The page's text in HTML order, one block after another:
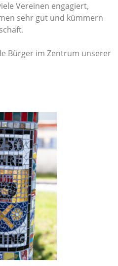
Vereinen engagiert,
sehr gut und kümmern
Bürger im Zentrum unserer